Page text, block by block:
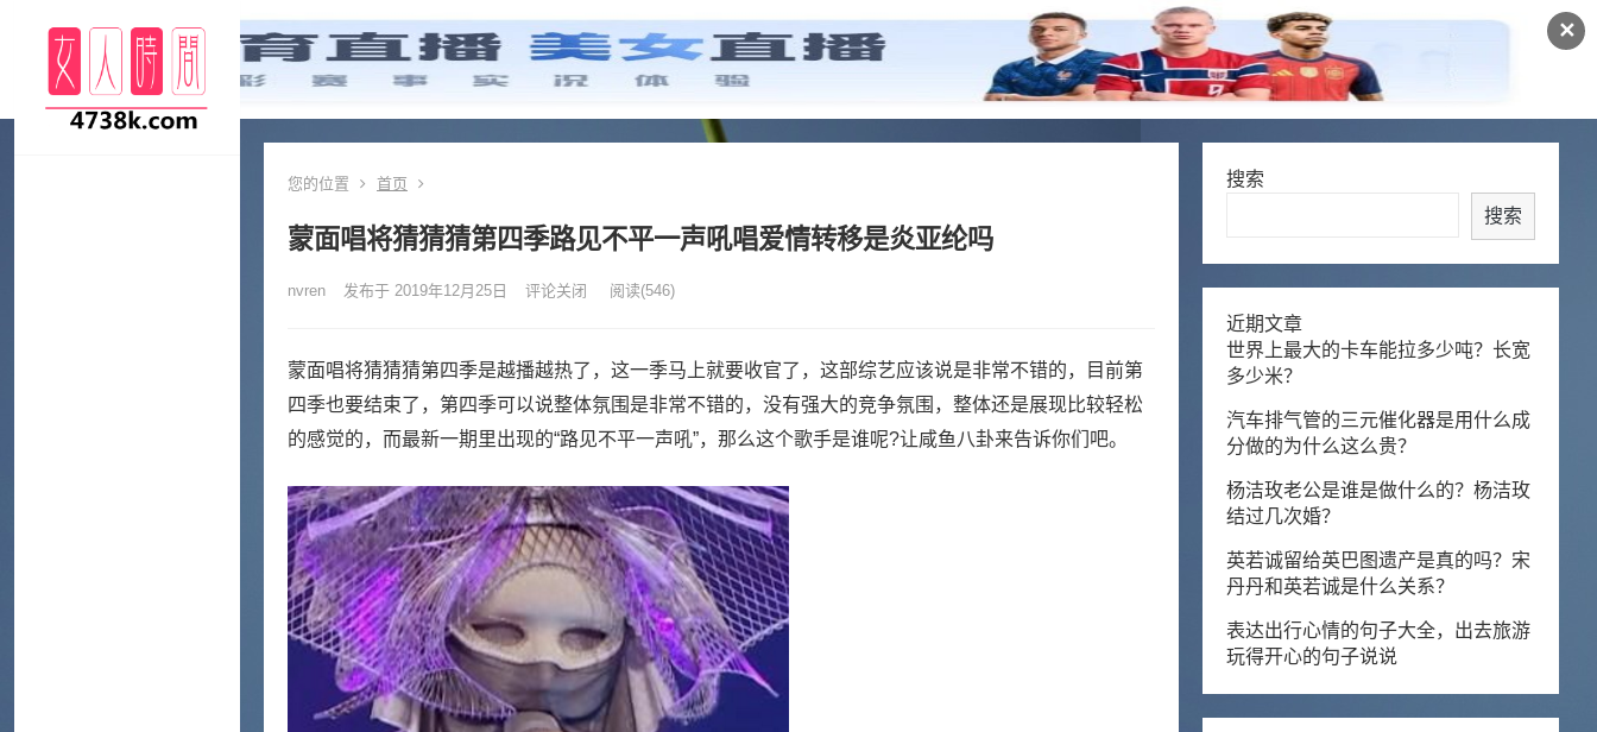
✕
您的位置 首页
蒙面唱将猜猜猜第四季路见不平一声吼唱爱情转移是炎亚纶吗
nvren 发布于 2019年12月25日 评论关闭 阅读(546)
蒙面唱将猜猜猜第四季是越播越热了，这一季马上就要收官了，这部综艺应该说是非常不错的，目前第
四季也要结束了，第四季可以说整体氛围是非常不错的，没有强大的竞争氛围，整体还是展现比较轻松
的感觉的，而最新一期里出现的“路见不平一声吼”，那么这个歌手是谁呢?让咸鱼八卦来告诉你们吧。
搜索
搜索
近期文章
世界上最大的卡车能拉多少吨？长宽
多少米？
汽车排气管的三元催化器是用什么成
分做的为什么这么贵？
杨洁玫老公是谁是做什么的？杨洁玫
结过几次婚？
英若诚留给英巴图遗产是真的吗？宋
丹丹和英若诚是什么关系？
表达出行心情的句子大全，出去旅游
玩得开心的句子说说